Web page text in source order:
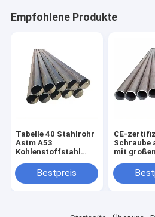
Empfohlene Produkte
Tabelle 40 Stahlrohr
Astm A53
Kohlenstoffstahl
RundformBestpreis
CE-
Schraube
mit